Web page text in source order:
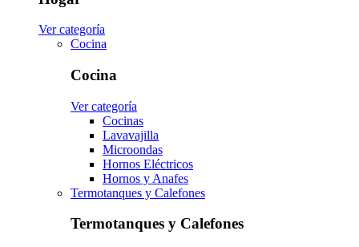
Ver categoría
Cocina
Cocina
Ver categoría
Cocinas
Lavavajilla
Microondas
Hornos Eléctricos
Hornos y Anafes
Termotanques y Calefones
Termotanques y Calefones